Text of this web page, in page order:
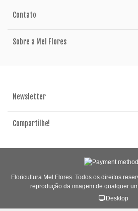
Contato
Sobre a Mel Flores
Newsletter
Compartilhe!
Floricultura Mel Flores. Todos os direitos
reprodução da imagem de qualquer
Desktop